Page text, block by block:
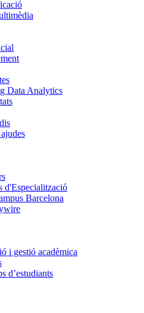
Data Analytics
d'Especialització
Barcelona
i gestió acadèmica
d’estudiants